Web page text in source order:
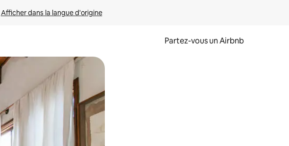
Afficher dans la langue d'origine
Partez-vous un Airbnb